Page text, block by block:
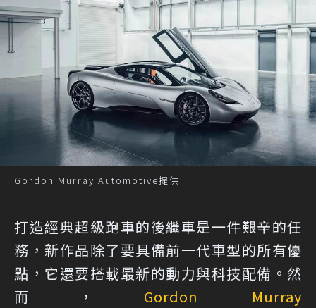
Gordon Murray Automotive提供
打造經典超級跑車的後繼車是一件艱辛的任
務，新作品除了要具備前一代車型的所有優
點，它還要搭載最新的動力與科技配備。然
而， Gordon Murray